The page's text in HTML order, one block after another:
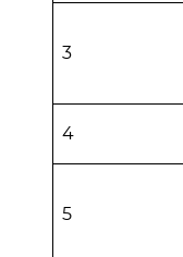
3
4
5